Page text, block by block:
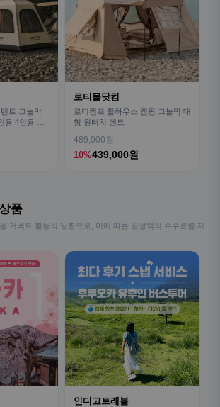
트 그늘막
용 4인용 패
로티몰닷컴
로티캠프 힐하우스 캠핑 그늘막 대
형 원터치 텐트
489,000원
10%439,000원
품
커넥트 활동의 일환으로, 이에 따른 일정액의 수수료를 제
인디고트래블